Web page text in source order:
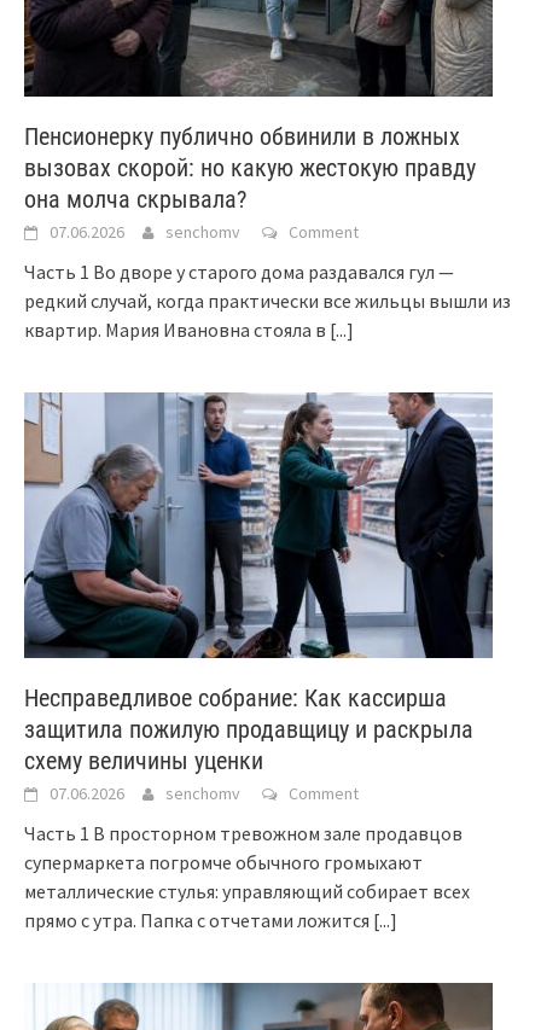
Пенсионерку публично обвинили в ложных
вызовах скорой: но какую жестокую правду
она молча скрывала?
07.06.2026 senchomv Comment
Часть 1 Во дворе у старого дома раздавался гул —
редкий случай, когда практически все жильцы вышли из
квартир. Мария Ивановна стояла в [...]
Несправедливое собрание: Как кассирша
защитила пожилую продавщицу и раскрыла
схему величины уценки
07.06.2026 senchomv Comment
Часть 1 В просторном тревожном зале продавцов
супермаркета погромче обычного громыхают
металлические стулья: управляющий собирает всех
прямо с утра. Папка с отчетами ложится [...]